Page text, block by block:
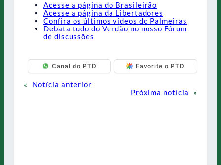
Acesse a página do Brasileirão
Acesse a página da Libertadores
Confira os últimos vídeos do Palmeiras
Debata tudo do Verdão no nosso Fórum
de discussões
Canal do PTD Favorite o PTD
«
Notícia anterior
Próxima notícia
»